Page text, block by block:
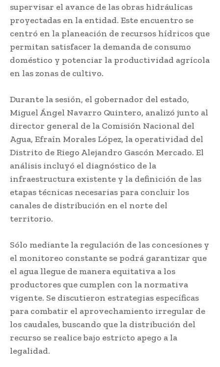
supervisar el avance de las obras hidráulicas
proyectadas en la entidad. Este encuentro se
centró en la planeación de recursos hídricos que
permitan satisfacer la demanda de consumo
doméstico y potenciar la productividad agrícola
en las zonas de cultivo.
Durante la sesión, el gobernador del estado,
Miguel Ángel Navarro Quintero, analizó junto al
director general de la Comisión Nacional del
Agua, Efraín Morales López, la operatividad del
Distrito de Riego Alejandro Gascón Mercado. El
análisis incluyó el diagnóstico de la
infraestructura existente y la definición de las
etapas técnicas necesarias para concluir los
canales de distribución en el norte del
territorio.
Sólo mediante la regulación de las concesiones y
el monitoreo constante se podrá garantizar que
el agua llegue de manera equitativa a los
productores que cumplen con la normativa
vigente. Se discutieron estrategias específicas
para combatir el aprovechamiento irregular de
los caudales, buscando que la distribución del
recurso se realice bajo estricto apego a la
legalidad.